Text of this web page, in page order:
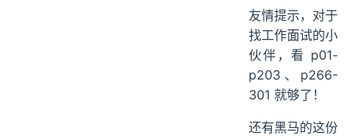
友情提示，对于
找工作面试的小
伙伴，看 p01-
p203、p266-
301 就够了！
还有黑马的这份